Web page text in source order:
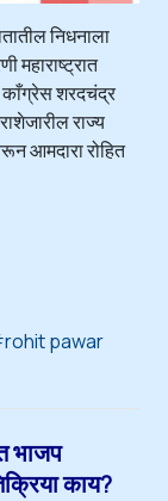
निधनाला
महाराष्ट्रात
शरदचंद्र
राज्य
आमदारा रोहित
rohit pawar
भाजप
काय?